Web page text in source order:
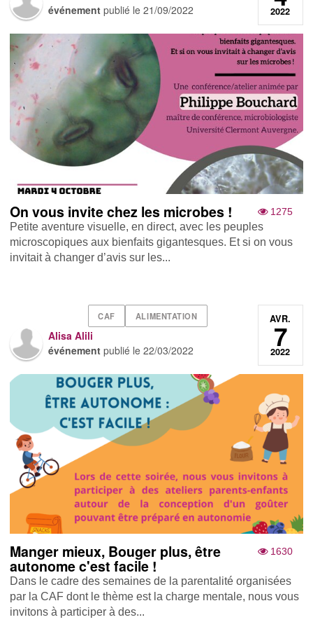
événement publié le21/09/2022 2022
1275
On vous invite chez les microbes !
Petite aventure visuelle, en direct, avec les peuples
microscopiques aux bienfaits gigantesques. Et si on vous
invitait à changer d’avis sur les...
CAF ALIMENTATION
Alisa Alili
événement publié le22/03/2022
AVR.
7
2022
1630
Manger mieux, Bouger plus, être
autonome c'est facile !
Dans le cadre des semaines de la parentalité organisées
par la CAF dont le thème est la charge mentale, nous vous
invitons à participer à des...